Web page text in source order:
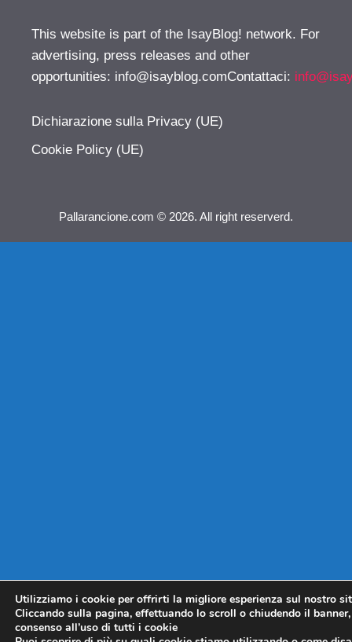
This website is part of the IsayBlog! network. For
advertising, press releases and other
opportunities: info@isayblog.comContattaci:
Dichiarazione sulla Privacy (UE)
Cookie Policy (UE)
Pallarancione.com © 2026. All right reserverd.
Utilizziamo i cookie per offrirti la migliore esperienza sul nostro
Cliccando sulla pagina, effettuando lo scroll o chiudendo il
consenso all’uso di tutti i cookie